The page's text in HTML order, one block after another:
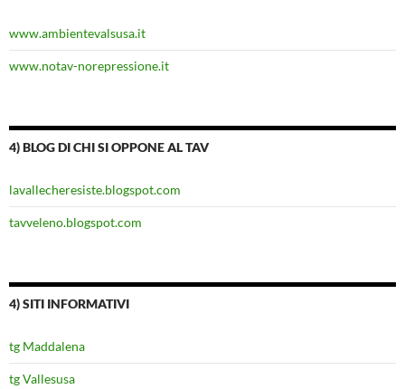
www.ambientevalsusa.it
www.notav-norepressione.it
4) BLOG DI CHI SI OPPONE AL TAV
lavallecheresiste.blogspot.com
tavveleno.blogspot.com
4) SITI INFORMATIVI
tg Maddalena
tg Vallesusa